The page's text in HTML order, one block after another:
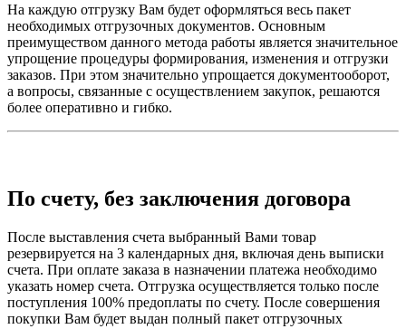
На каждую отгрузку Вам будет оформляться весь пакет
необходимых отгрузочных документов. Основным
преимуществом данного метода работы является значительное
упрощение процедуры формирования, изменения и отгрузки
заказов. При этом значительно упрощается документооборот,
а вопросы, связанные с осуществлением закупок, решаются
более оперативно и гибко.
По счету, без заключения договора
После выставления счета выбранный Вами товар
резервируется на 3 календарных дня, включая день выписки
счета. При оплате заказа в назначении платежа необходимо
указать номер счета. Отгрузка осуществляется только после
поступления 100% предоплаты по счету. После совершения
покупки Вам будет выдан полный пакет отгрузочных